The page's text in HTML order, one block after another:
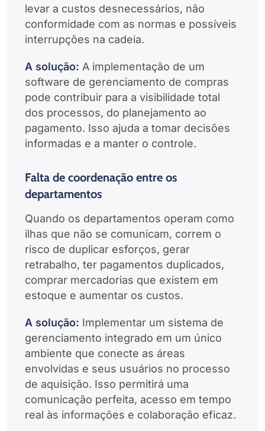
levar a custos desnecessários, não
conformidade com as normas e possíveis
interrupções na cadeia.
A solução: A implementação de um
software de gerenciamento de compras
pode contribuir para a visibilidade total
dos processos, do planejamento ao
pagamento. Isso ajuda a tomar decisões
informadas e a manter o controle.
Falta de coordenação entre os
departamentos
Quando os departamentos operam como
ilhas que não se comunicam, correm o
risco de duplicar esforços, gerar
retrabalho, ter pagamentos duplicados,
comprar mercadorias que existem em
estoque e aumentar os custos.
A solução: Implementar um sistema de
gerenciamento integrado em um único
ambiente que conecte as áreas
envolvidas e seus usuários no processo
de aquisição. Isso permitirá uma
comunicação perfeita, acesso em tempo
real às informações e colaboração eficaz.